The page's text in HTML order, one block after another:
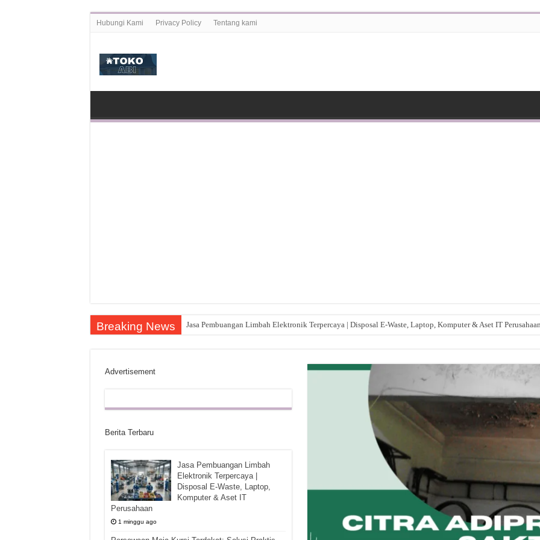
Hubungi Kami Privacy Policy Tentang kami
Breaking News Jasa Pembuangan Limbah Elektronik Terpercaya | Disposal E-Waste, Laptop, Komputer & Aset IT
Advertisement
Berita Terbaru
Jasa Pembuangan Limbah
Elektronik Terpercaya |
Disposal E-Waste, Laptop,
Komputer & Aset IT
Perusahaan
1 minggu ago